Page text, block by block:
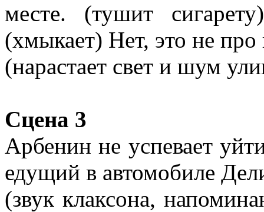
месте. (тушит
(хмыкает) Нет, это не
(нарастает свет и шум
Сцена 3
Арбенин не успевает
едущий в автомобиле
(звук клаксона,